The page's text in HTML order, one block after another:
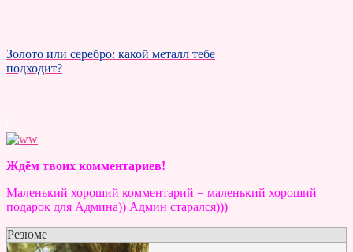
Золото или серебро: какой металл тебе
подходит?
Ждём твоих комментариев!
Маленький хороший комментарий = маленький хороший
подарок для Админа)) Админ старался)))
Резюме